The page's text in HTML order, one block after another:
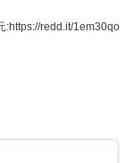
:https://redd.it/1em30qo